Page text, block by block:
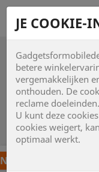

Item 1-24 van 108
NIEUW
JE COOKIE-
betere
vergemakkelijken
onthouden. De
reclame doeleinden.
U kunt deze
cookies weigert,
optimaal werkt.